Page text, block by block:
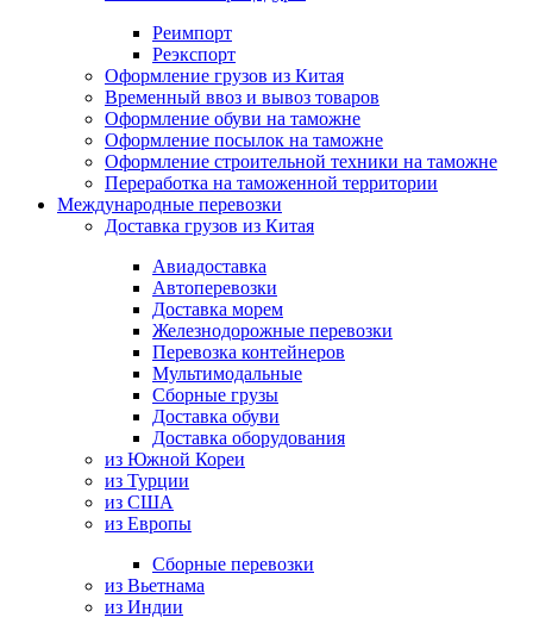
Реимпорт
Реэкспорт
Оформление грузов из Китая
Временный ввоз и вывоз товаров
Оформление обуви на таможне
Оформление посылок на таможне
Оформление строительной техники на таможне
Переработка на таможенной территории
Международные перевозки
Доставка грузов из Китая
Авиадоставка
Автоперевозки
Доставка морем
Железнодорожные перевозки
Перевозка контейнеров
Мультимодальные
Сборные грузы
Доставка обуви
Доставка оборудования
из Южной Кореи
из Турции
из США
из Европы
Сборные перевозки
из Вьетнама
из Индии